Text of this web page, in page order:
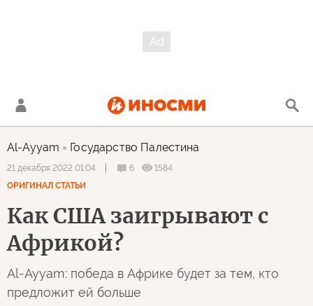
Al-Ayyam Государство Палестина
21 декабря 2022 01:04 6
1584
ОРИГИНАЛ СТАТЬИ
Как США заигрывают с
Африкой?
Al-Ayyam: победа в Африке будет за тем, кто
предложит ей больше